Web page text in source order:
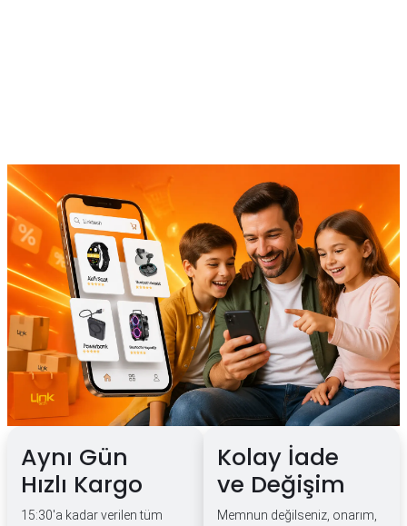
Aynı Gün
Hızlı Kargo
15:30'a kadar verilen tüm
Kolay İade
ve Değişim
Memnun değilseniz, onarım,